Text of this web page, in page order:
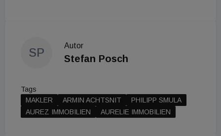
SP
Autor
Stefan Posch
Tags
MAKLER
ARMIN ACHTSNIT
PHILIPP SMULA
AUREZ IMMOBILIEN
AURELIE IMMOBILIEN